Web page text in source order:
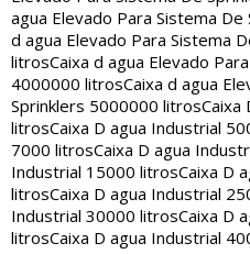
agua Elevado Para Sistema
d agua Elevado Para Sistema
litrosCaixa d agua Elevado
4000000 litrosCaixa d agua
Sprinklers 5000000 litrosCaixa
litrosCaixa D agua Industrial
7000 litrosCaixa D agua
Industrial 15000 litrosCaixa D
litrosCaixa D agua Industrial
Industrial 30000 litrosCaixa D
litrosCaixa D agua Industrial